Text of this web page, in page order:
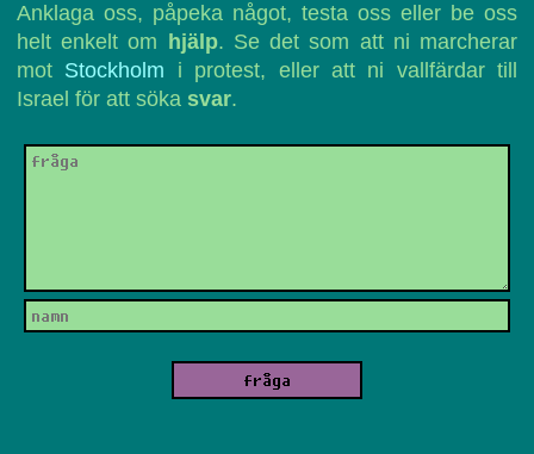
Anklaga oss, påpeka något, testa oss eller be oss
helt enkelt om
hjälp. Se det som att ni marcherar
mot Stockholm i protest, eller att ni vallfärdar till
Israel för att söka svar.